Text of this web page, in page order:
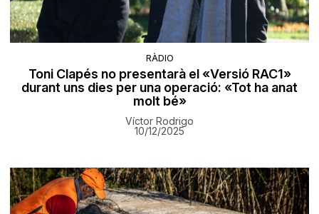
RÀDIO
Toni Clapés no presentarà el «Versió RAC1»
durant uns dies per una operació: «Tot ha anat
molt bé»
Víctor Rodrigo
10/12/2025